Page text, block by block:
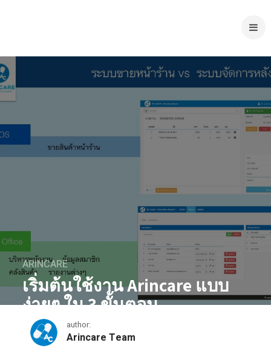
ARINCARE
เริ่มต้นใช้งาน Arincare แบบ
ง่ายๆ ใน 3 ขั้นตอน
February 26, 2017
author:
Arincare Team